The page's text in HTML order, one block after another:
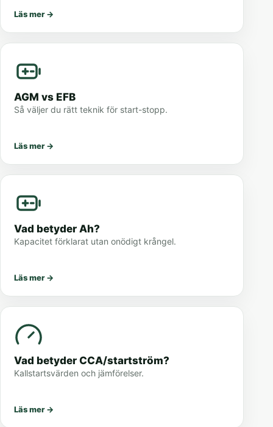
Läs mer→
AGM vs EFB
Så väljer du rätt teknik för start-stopp.
Läs mer→
Vad betyder Ah?
Kapacitet förklarat utan onödigt krångel.
Läs mer→
Vad betyder CCA/startström?
Kallstartsvärden och jämförelser.
Läs mer→